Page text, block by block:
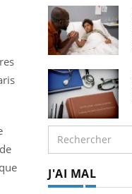
J'AI MAL